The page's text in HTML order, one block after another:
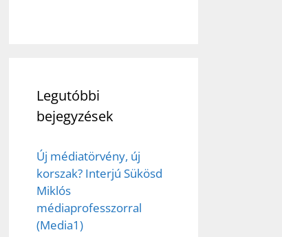
Legutóbbi
bejegyzések
Új médiatörvény, új
korszak? Interjú Sükösd
Miklós
médiaprofesszorral
(Media1)